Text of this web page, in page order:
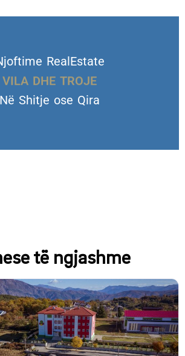
RealEstate
VILA DHE TROJE
Në Shitje ose Qira
të ngjashme